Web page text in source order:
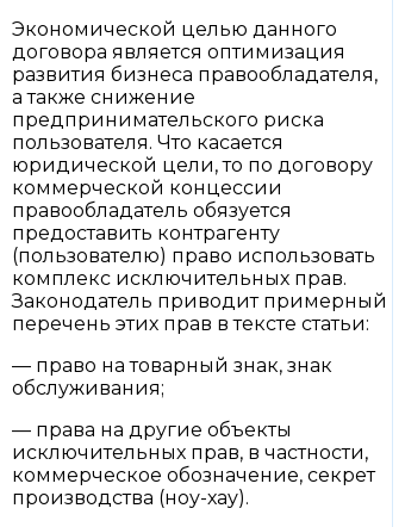
Экономической целью данного
договора является оптимизация
развития бизнеса правообладателя,
а также снижение
предпринимательского риска
пользователя. Что касается
юридической цели, то по договору
коммерческой концессии
правообладатель обязуется
предоставить контрагенту
(пользователю) право использовать
комплекс исключительных прав.
Законодатель приводит примерный
перечень этих прав в тексте статьи:
— право на товарный знак, знак
обслуживания;
— права на другие объекты
исключительных прав, в частности,
коммерческое обозначение, секрет
производства (ноу-хау).